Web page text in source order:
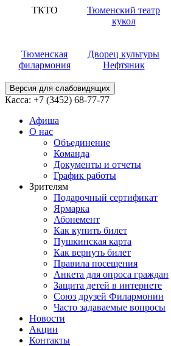
ТКТО
Тюменский театр
кукол
Тюменская
филармония
Дворец культуры
Нефтяник
Версия для слабовидящих
Касса: +7 (3452) 68-77-77
Афиша
О нас
Объединение
Команда
Документы и отчеты
График работы
Зрителям
Подарочный сертификат
Ярмарка
Абонемент
Как купить билет
Пушкинская карта
Как вернуть билет
Правила посещения
Анкета для опроса граждан
Защита детей в интернете
Союз друзей Филармонии
Часто задаваемые вопросы
Новости
Акции
Контакты